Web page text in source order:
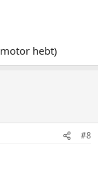
hebt)
#8